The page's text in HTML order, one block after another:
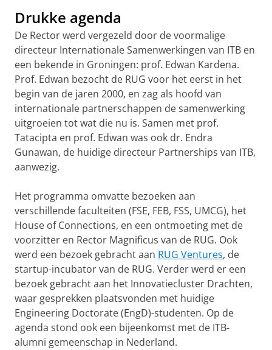
Drukke agenda
De Rector werd vergezeld door de voormalige
directeur Internationale Samenwerkingen van ITB en
een bekende in Groningen: prof. Edwan Kardena.
Prof. Edwan bezocht de RUG voor het eerst in het
begin van de jaren 2000, en zag als hoofd van
internationale partnerschappen de samenwerking
uitgroeien tot wat die nu is. Samen met prof.
Tatacipta en prof. Edwan was ook dr. Endra
Gunawan, de huidige directeur Partnerships van ITB,
aanwezig.
Het programma omvatte bezoeken aan
verschillende faculteiten (FSE, FEB, FSS, UMCG), het
House of Connections, en een ontmoeting met de
voorzitter en Rector Magnificus van de RUG. Ook
werd een bezoek gebracht aan RUG Ventures, de
startup-incubator van de RUG. Verder werd er een
bezoek gebracht aan het Innovatiecluster Drachten,
waar gesprekken plaatsvonden met huidige
Engineering Doctorate (EngD)-studenten. Op de
agenda stond ook een bijeenkomst met de ITB-
alumni gemeenschap in Nederland.